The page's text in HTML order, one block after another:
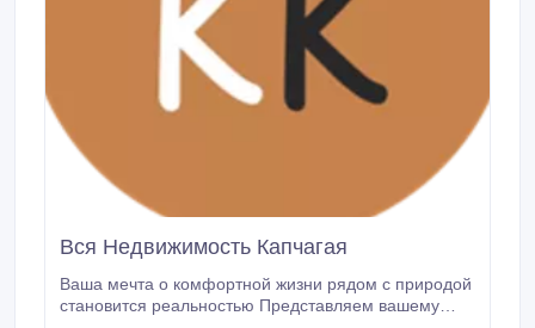
Вся Недвижимость Капчагая
Ваша мечта о комфортной жизни рядом с природой
становится реальностью Представляем вашему